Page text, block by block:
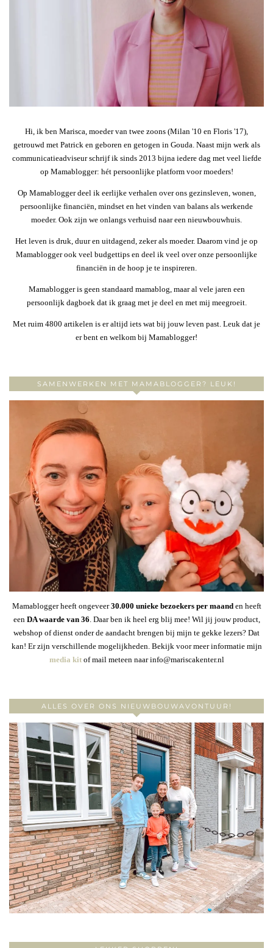
Hi, ik ben Marisca, moeder van twee zoons (Milan '10 en Floris '17),
getrouwd met Patrick en geboren en getogen in Gouda. Naast mijn werk als
communicatieadviseur schrijf ik sinds 2013 bijna iedere dag met veel liefde
op Mamablogger: hét persoonlijke platform voor moeders!
Op Mamablogger deel ik eerlijke verhalen over ons gezinsleven, wonen,
persoonlijke financiën, mindset en het vinden van balans als werkende
moeder. Ook zijn we onlangs verhuisd naar een nieuwbouwhuis.
Het leven is druk, duur en uitdagend, zeker als moeder. Daarom vind je op
Mamablogger ook veel budgettips en deel ik veel over onze persoonlijke
financiën in de hoop je te inspireren.
Mamablogger is geen standaard mamablog, maar al vele jaren een
persoonlijk dagboek dat ik graag met je deel en met mij meegroeit.
Met ruim 4800 artikelen is er altijd iets wat bij jouw leven past. Leuk dat je
er bent en welkom bij Mamablogger!
SAMENWERKEN MET MAMABLOGGER? LEUK!
Mamablogger heeft ongeveer30.000 unieke bezoekers per maanden heeft
een DA waarde van 36 . Daar ben ik heel erg blij mee! Wil jij jouw product,
webshop of dienst onder de aandacht brengen bij mijn te gekke lezers? Dat
kan! Er zijn verschillende mogelijkheden. Bekijk voor meer informatie mijn
media kitof mail meteen naar info@mariscakenter.nl
ALLES OVER ONS NIEUWBOUWAVONTUUR!